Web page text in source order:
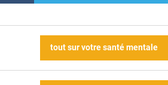
tout sur votre santé mentale